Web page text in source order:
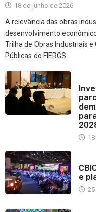
18 de junho de 2026
A relevância das obras
desenvolvimento
Trilha de Obras Industriais
Públicas do FIERGS
e